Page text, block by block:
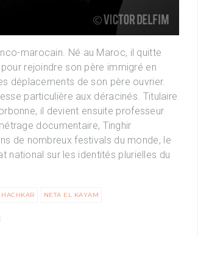
marocain. Né au Maroc, il quitte
rejoindre son père immigré en
déplacements de son père ouvrier.
particulière aux déracinés. Titulaire
il devient ensuite professeur
documentaire, Tinghir
de nombreux festivals du monde, le
national sur les identités plurielles du
NETA EL KAYAM